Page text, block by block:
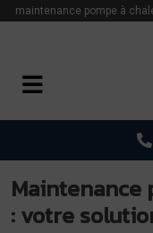
maintenance pompe à
Maintenance
: votre
Panneau de gestion